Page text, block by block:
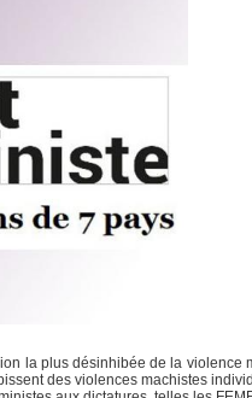
la plus désinhibée de la violence
des violences machistes